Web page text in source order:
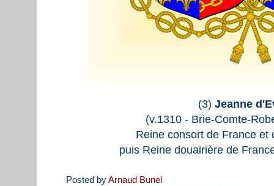
(3)Jeanne
(v.1310 - Brie-Comte-
Reine consort de France et
puis Reine douairière de
Posted byArnaud Bunel